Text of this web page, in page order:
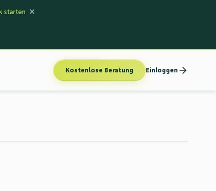
starten
Kostenlose Beratung Einloggen